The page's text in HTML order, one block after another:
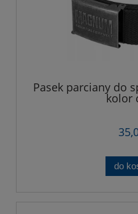
Pasek parciany do
kolor
do